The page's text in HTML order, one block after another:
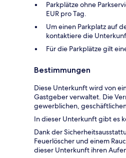
Parkplätze ohne
EUR pro Tag.
Um einen Parkplatz auf
kontaktiere die
Für die Parkplätze gilt
Bestimmungen
Diese Unterkunft wird von
Gastgeber verwaltet. Die
gewerblichen,
In dieser Unterkunft gibt es
Dank der
Feuerlöscher und einem
dieser Unterkunft ihren